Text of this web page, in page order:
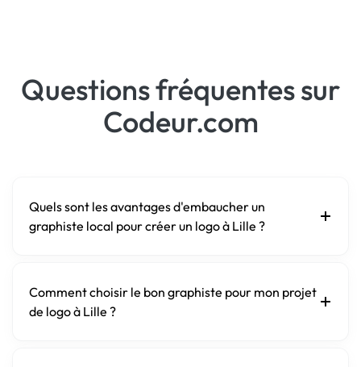
Questions fréquentes sur
Codeur.com
Quels sont les avantages d'embaucher un
graphiste local pour créer un logo à Lille ?
Comment choisir le bon graphiste pour mon projet
de logo à Lille ?